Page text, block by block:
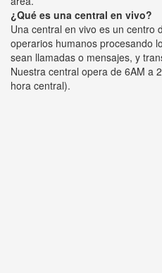
¿Qué es una central en vivo?
Una central en vivo es un centro
operarios humanos procesando
sean llamadas o mensajes, y
Nuestra central opera de 6AM a
hora central).